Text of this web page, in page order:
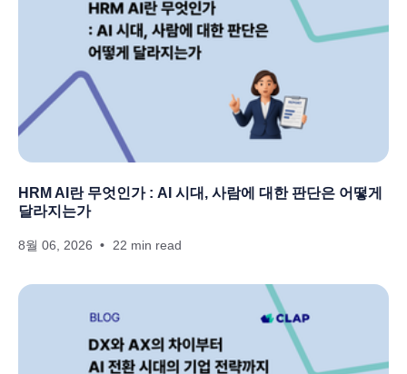
HRM AI란 무엇인가 : AI 시대, 사람에 대한 판단은 어떻게
달라지는가
8월 06, 2026 22 min read